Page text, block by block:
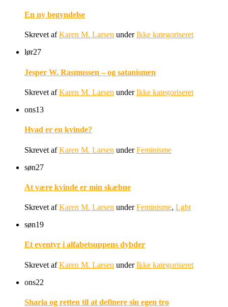
En ny begyndelse
Skrevet afKaren M. Larsen underIkke kategoriseret
lør27
Jesper W. Rasmussen – og satanismen
Skrevet afKaren M. Larsen underIkke kategoriseret
ons13
Hvad er en kvinde?
Skrevet afKaren M. Larsen underFeminisme
søn27
At være kvinde er min skæbne
Skrevet afKaren M. Larsen underFeminisme, Lgbt
søn19
Et eventyr i alfabetsuppens dybder
Skrevet afKaren M. Larsen underIkke kategoriseret
ons22
Sharia og retten til at definere sin egen tro